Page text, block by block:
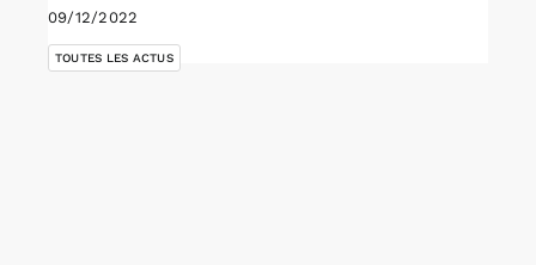
09/12/2022
TOUTES LES ACTUS